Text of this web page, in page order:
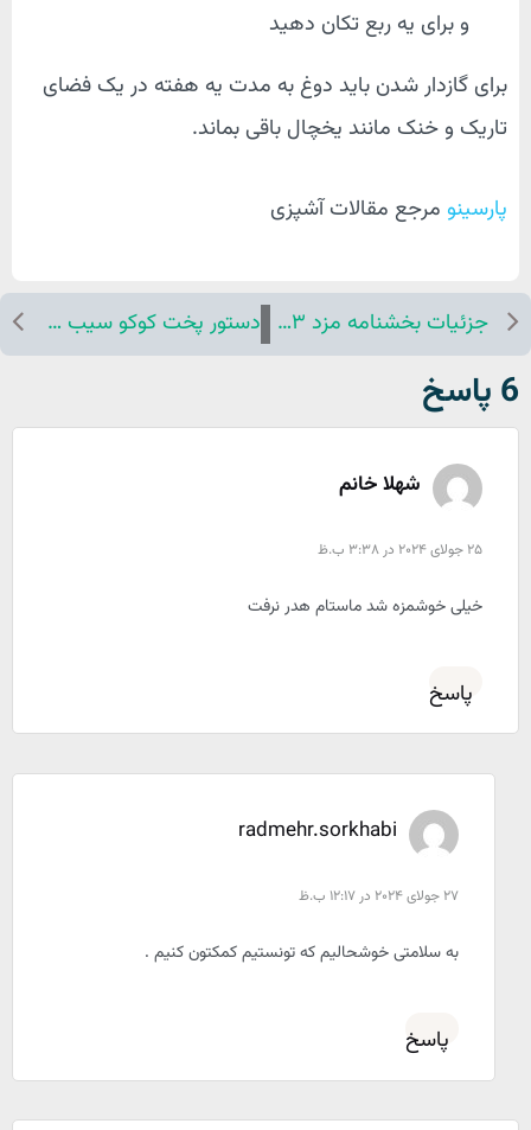
و برای یه ربع تکان دهید
برای گازدار شدن باید دوغ به مدت یه هفته در یک فضای
تاریک و خنک مانند یخچال باقی بماند.
پارسینو مرجع مقالات آشپزی
جزئیات بخشنامه مزد ۱۴۰۳/ سقف حقوق کارگران ۵۰میلیون تومان شد دستور پخت کوکو سیب زمینی رستورانی
6 پاسخ
شهلا خانم
25 جولای 2024 در 3:38 ب.ظ
خیلی خوشمزه شد ماستام هدر نرفت
پاسخ
radmehr.sorkhabi
27 جولای 2024 در 12:17 ب.ظ
به سلامتی خوشحالیم که تونستیم کمکتون کنیم .
پاسخ